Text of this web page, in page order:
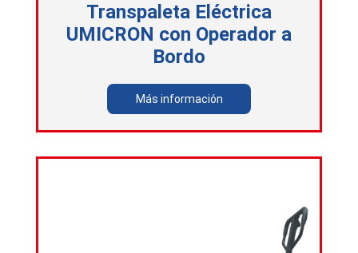
Transpaleta Eléctrica
UMICRON con Operador a
Bordo
Más información